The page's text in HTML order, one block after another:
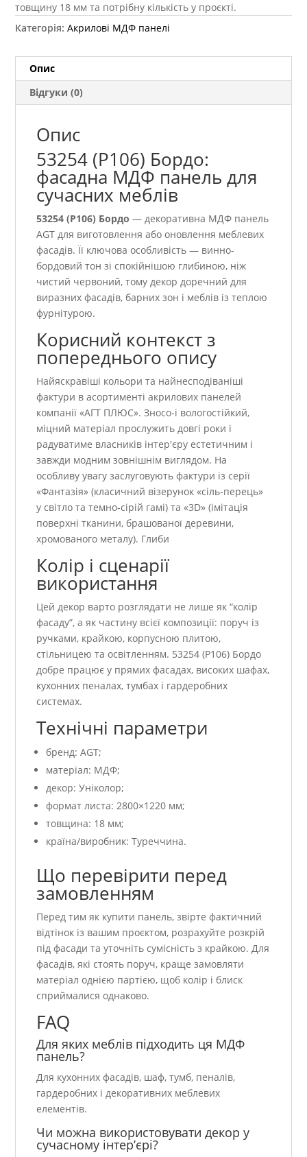
товщину 18 мм та потрібну кількість у проєкті.
Категорія:Акрилові МДФ панелі
Опис
Відгуки (0)
Опис
53254 (P106) Бордо:
фасадна МДФ панель для
сучасних меблів
53254 (P106) Бордо — декоративна МДФ панель
AGT для виготовлення або оновлення меблевих
фасадів. Її ключова особливість — винно-
бордовий тон зі спокійнішою глибиною, ніж
чистий червоний, тому декор доречний для
виразних фасадів, барних зон і меблів із теплою
фурнітурою.
Корисний контекст з
попереднього опису
Найяскравіші кольори та найнесподіваніші
фактури в асортименті акрилових панелей
компанії «АГТ ПЛЮС». Зносо-і вологостійкий,
міцний матеріал прослужить довгі роки і
радуватиме власників інтер'єру естетичним і
завжди модним зовнішнім виглядом. На
особливу увагу заслуговують фактури із серії
«Фантазія» (класичний візерунок «сіль-перець»
у світло та темно-сірій гамі) та «3D» (імітація
поверхні тканини, брашованої деревини,
хромованого металу). Глиби
Колір і сценарії
використання
Цей декор варто розглядати не лише як “колір
фасаду”, а як частину всієї композиції: поруч із
ручками, крайкою, корпусною плитою,
стільницею та освітленням. 53254 (P106) Бордо
добре працює у прямих фасадах, високих шафах,
кухонних пеналах, тумбах і гардеробних
системах.
Технічні параметри
бренд: AGT;
матеріал: МДФ;
декор: Уніколор;
формат листа: 2800×1220 мм;
товщина: 18 мм;
країна/виробник: Туреччина.
Що перевірити перед
замовленням
Перед тим як купити панель, звірте фактичний
відтінок із вашим проєктом, розрахуйте розкрій
під фасади та уточніть сумісність з крайкою. Для
фасадів, які стоять поруч, краще замовляти
матеріал однією партією, щоб колір і блиск
сприймалися однаково.
FAQ
Для яких меблів підходить ця МДФ
панель?
Для кухонних фасадів, шаф, тумб, пеналів,
гардеробних і декоративних меблевих
елементів.
Чи можна використовувати декор у
сучасному інтер’єрі?